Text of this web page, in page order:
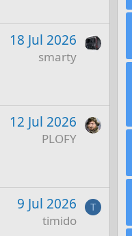
18 Jul 2026
smarty
12 Jul 2026
PLOFY
9 Jul 2026
timido
T